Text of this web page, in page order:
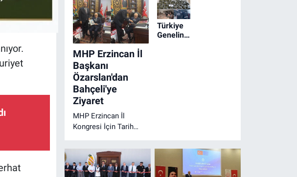
MHP Erzincan İl
Başkanı
Özarslan'dan
Bahçeli'ye
Ziyaret
MHP Erzincan İl
Kongresi İçin Tarih
Türkiye
Genelinde